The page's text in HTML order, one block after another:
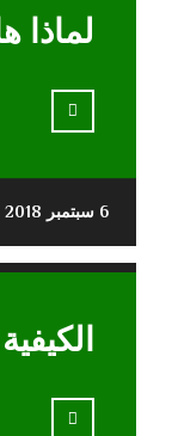
6 سبتمبر 2018